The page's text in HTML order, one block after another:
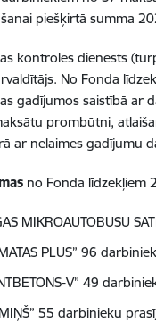
piešķirtā summa
kontroles dienests
No Fonda
gadījumos saistībā ar
prombūtni,
ar nelaimes gadījumu
no Fonda līdzekļiem
MIKROAUTOBUSU
PLUS” 96
V” 49
55 darbinieku